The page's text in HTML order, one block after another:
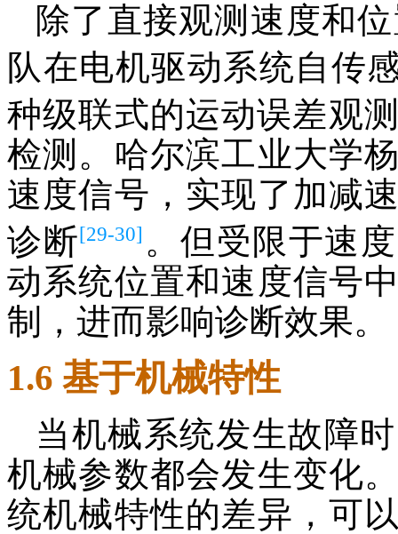
除了直接观测速度和
队在电机驱动系统自传
种级联式的运动误差观
检测。哈尔滨工业大学
速度信号，实现了加减
诊断[29-30] 。但受限于速
动系统位置和速度信号
制，进而影响诊断效果。
1.6 基于机械特性
当机械系统发生故障
机械参数都会发生变化
统机械特性的差异，可